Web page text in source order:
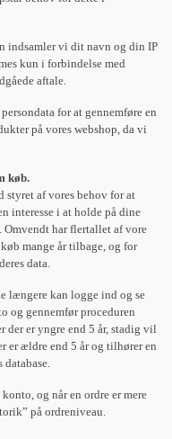
indsamler vi dit navn og din IP
kun i forbindelse med
aftale.
for at gennemføre en
på vores webshop, da vi
køb.
styret af vores behov for at
interesse i at holde på dine
Omvendt har flertallet af vore
mange år tilbage, og for
data.
længere kan logge ind og se
og gennemfør proceduren
der er yngre end 5 år, stadig vil
er ældre end 5 år og tilhører en
og når en ordre er mere
på ordreniveau.